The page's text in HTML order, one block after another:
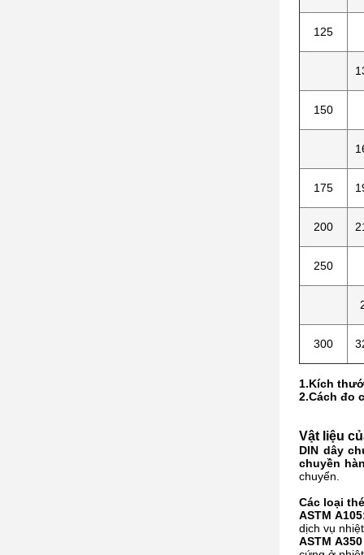
125
150
175
200
250
300
1.Kích
2.Cách đo
Vật liệu
DIN dây
chuyền
chuyển.
Các loại
ASTM
dịch vụ
ASTM